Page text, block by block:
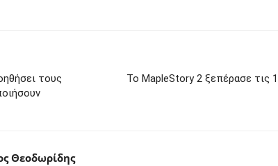
τους
Το MapleStory 2 ξεπέρασε τις
Θεοδωρίδης